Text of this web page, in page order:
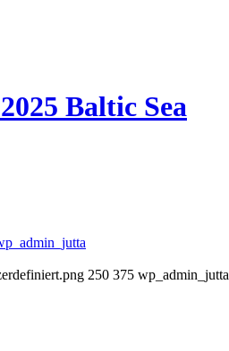
Baltic Sea
250 375 wp_admin_jutta